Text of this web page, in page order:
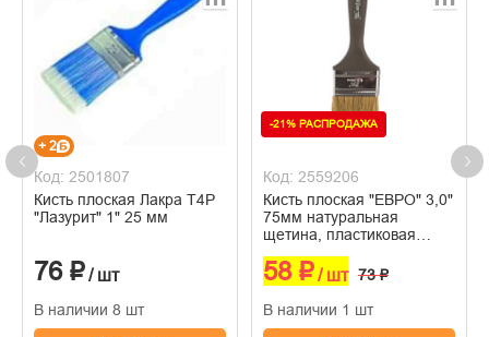
+ 2
Код: 2501807
Кисть плоская Лакра T4P
"Лазурит" 1" 25 мм
76 ₽/ шт
В наличии 8 шт
-21% РАСПРОДАЖА
Код: 2559206
Кисть плоская "ЕВРО" 3,0"
75мм натуральная
щетина, пластиковая
58 ₽/ шт 73 ₽
В наличии 1 шт